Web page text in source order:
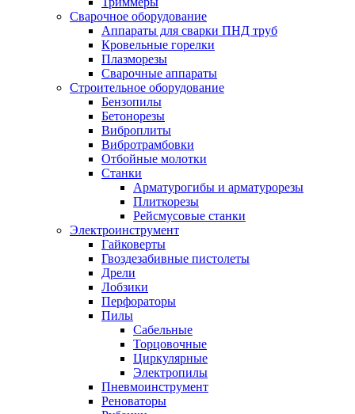
Сварочное оборудование
Аппараты для сварки ПНД труб
Кровельные горелки
Плазморезы
Сварочные аппараты
Строительное оборудование
Бензопилы
Бетонорезы
Виброплиты
Вибротрамбовки
Отбойные молотки
Станки
Арматурогибы и арматурорезы
Плиткорезы
Рейсмусовые станки
Электроинструмент
Гайковерты
Гвоздезабивные пистолеты
Дрели
Лобзики
Перфораторы
Пилы
Сабельные
Торцовочные
Циркулярные
Электропилы
Пневмоинструмент
Реноваторы